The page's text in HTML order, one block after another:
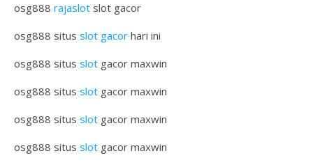
osg888 rajaslot slot gacor
osg888 situs slot gacor hari ini
osg888 situs slot gacor maxwin
osg888 situs slot gacor maxwin
osg888 situs slot gacor maxwin
osg888 situs slot gacor maxwin